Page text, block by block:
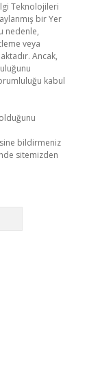
Teknolojileri
bir Yer
nedenle,
veya
Ancak,
kabul
bildirmeniz
sitemizden